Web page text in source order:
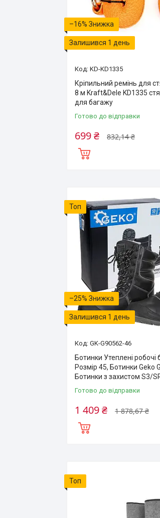
–16%
Залишився 1 день
KD-KD1335
Кріпильний ремінь для
8 м Kraft&Dele KD1335
для багажу
Готово до відправки
832,14 ₴
699 ₴
Топ
–25%
Залишився 1 день
GK-G90562-46
Ботинки Утеплені робочі
Розмір 45, Ботинки Geko
Ботинки з захистом S3/
Готово до відправки
1 878,67 ₴
1 409 ₴
Топ